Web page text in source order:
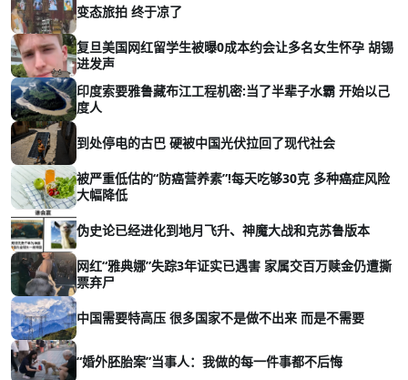
变态旅拍 终于凉了
复旦美国网红留学生被曝0成本约会让多名女生怀孕 胡锡
进发声
印度索要雅鲁藏布江工程机密:当了半辈子水霸 开始以己
度人
到处停电的古巴 硬被中国光伏拉回了现代社会
被严重低估的“防癌营养素”!每天吃够30克 多种癌症风险
大幅降低
伪史论已经进化到地月飞升、神魔大战和克苏鲁版本
网红“雅典娜”失踪3年证实已遇害 家属交百万赎金仍遭撕
票弃尸
中国需要特高压 很多国家不是做不出来 而是不需要
“婚外胚胎案”当事人：我做的每一件事都不后悔